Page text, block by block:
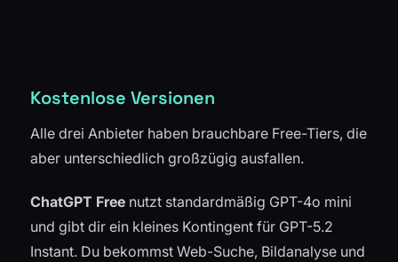
Kostenlose Versionen
Alle drei Anbieter haben brauchbare Free-Tiers, die
aber unterschiedlich großzügig ausfallen.
ChatGPT Free nutzt standardmäßig GPT-4o mini
und gibt dir ein kleines Kontingent für GPT-5.2
Instant. Du bekommst Web-Suche, Bildanalyse und